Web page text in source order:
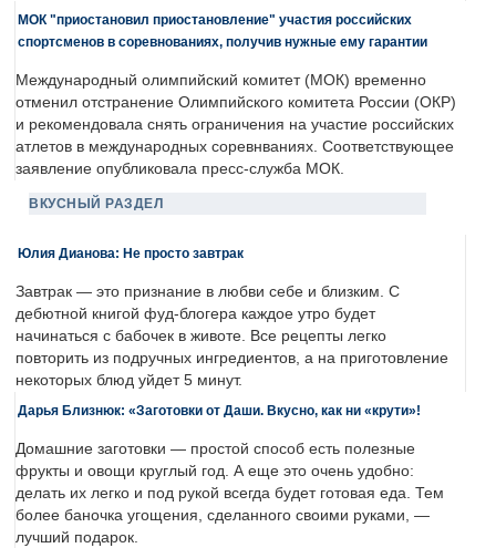
МОК "приостановил приостановление" участия российских
спортсменов в соревнованиях, получив нужные ему гарантии
Международный олимпийский комитет (МОК) временно
отменил отстранение Олимпийского комитета России (ОКР)
и рекомендовала снять ограничения на участие российских
атлетов в международных соревнваниях. Соответствующее
заявление опубликовала пресс-служба МОК.
ВКУСНЫЙ РАЗДЕЛ
Юлия Дианова: Не просто завтрак
Завтрак — это признание в любви себе и близким. С
дебютной книгой фуд-блогера каждое утро будет
начинаться с бабочек в животе. Все рецепты легко
повторить из подручных ингредиентов, а на приготовление
некоторых блюд уйдет 5 минут.
Дарья Близнюк: «Заготовки от Даши. Вкусно, как ни «крути»!
Домашние заготовки — простой способ есть полезные
фрукты и овощи круглый год. А еще это очень удобно:
делать их легко и под рукой всегда будет готовая еда. Тем
более баночка угощения, сделанного своими руками, —
лучший подарок.